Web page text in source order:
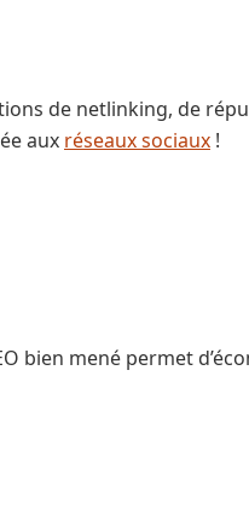
de netlinking, de
auxréseaux sociaux!
bien mené permet